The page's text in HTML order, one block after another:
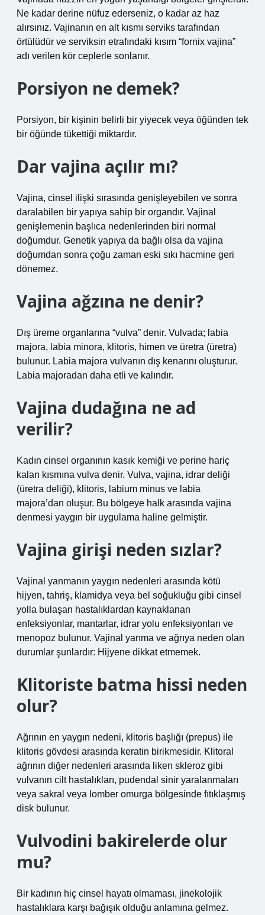
Ne kadar derine nüfuz ederseniz, o kadar az haz
alırsınız. Vajinanın en alt kısmı serviks tarafından
örtülüdür ve serviksin etrafındaki kısım “fornix vajina”
adı verilen kör ceplerle sonlanır.
Porsiyon ne demek?
Porsiyon, bir kişinin belirli bir yiyecek veya öğünden tek
bir öğünde tükettiği miktardır.
Dar vajina açılır mı?
Vajina, cinsel ilişki sırasında genişleyebilen ve sonra
daralabilen bir yapıya sahip bir organdır. Vajinal
genişlemenin başlıca nedenlerinden biri normal
doğumdur. Genetik yapıya da bağlı olsa da vajina
doğumdan sonra çoğu zaman eski sıkı hacmine geri
dönemez.
Vajina ağzına ne denir?
Dış üreme organlarına “vulva” denir. Vulvada; labia
majora, labia minora, klitoris, himen ve üretra (üretra)
bulunur. Labia majora vulvanın dış kenarını oluşturur.
Labia majoradan daha etli ve kalındır.
Vajina dudağına ne ad
verilir?
Kadın cinsel organının kasık kemiği ve perine hariç
kalan kısmına vulva denir. Vulva, vajina, idrar deliği
(üretra deliği), klitoris, labium minus ve labia
majora’dan oluşur. Bu bölgeye halk arasında vajina
denmesi yaygın bir uygulama haline gelmiştir.
Vajina girişi neden sızlar?
Vajinal yanmanın yaygın nedenleri arasında kötü
hijyen, tahriş, klamidya veya bel soğukluğu gibi cinsel
yolla bulaşan hastalıklardan kaynaklanan
enfeksiyonlar, mantarlar, idrar yolu enfeksiyonları ve
menopoz bulunur. Vajinal yanma ve ağrıya neden olan
durumlar şunlardır: Hijyene dikkat etmemek.
Klitoriste batma hissi neden
olur?
Ağrının en yaygın nedeni, klitoris başlığı (prepus) ile
klitoris gövdesi arasında keratin birikmesidir. Klitoral
ağrının diğer nedenleri arasında liken skleroz gibi
vulvanın cilt hastalıkları, pudendal sinir yaralanmaları
veya sakral veya lomber omurga bölgesinde fıtıklaşmış
disk bulunur.
Vulvodini bakirelerde olur
mu?
Bir kadının hiç cinsel hayatı olmaması, jinekolojik
hastalıklara karşı bağışık olduğu anlamına gelmez.